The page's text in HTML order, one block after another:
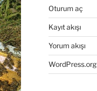
Oturum aç
Kayıt akışı
Yorum akışı
WordPress.org